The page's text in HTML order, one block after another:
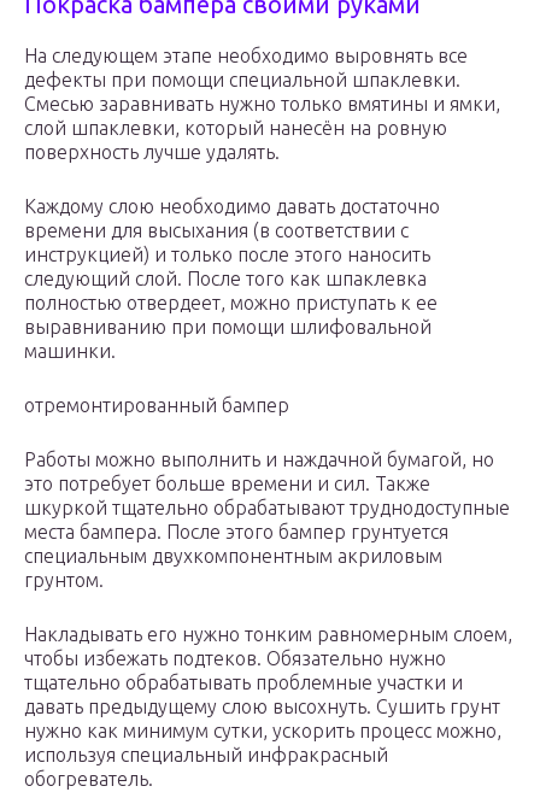
На следующем этапе необходимо выровнять все
дефекты при помощи специальной шпаклевки.
Смесью заравнивать нужно только вмятины и ямки,
слой шпаклевки, который нанесён на ровную
поверхность лучше удалять.
Каждому слою необходимо давать достаточно
времени для высыхания (в соответствии с
инструкцией) и только после этого наносить
следующий слой. После того как шпаклевка
полностью отвердеет, можно приступать к ее
выравниванию при помощи шлифовальной
машинки.
отремонтированный бампер
Работы можно выполнить и наждачной бумагой, но
это потребует больше времени и сил. Также
шкуркой тщательно обрабатывают труднодоступные
места бампера. После этого бампер грунтуется
специальным двухкомпонентным акриловым
грунтом.
Накладывать его нужно тонким равномерным слоем,
чтобы избежать подтеков. Обязательно нужно
тщательно обрабатывать проблемные участки и
давать предыдущему слою высохнуть. Сушить грунт
нужно как минимум сутки, ускорить процесс можно,
используя специальный инфракрасный
обогреватель.